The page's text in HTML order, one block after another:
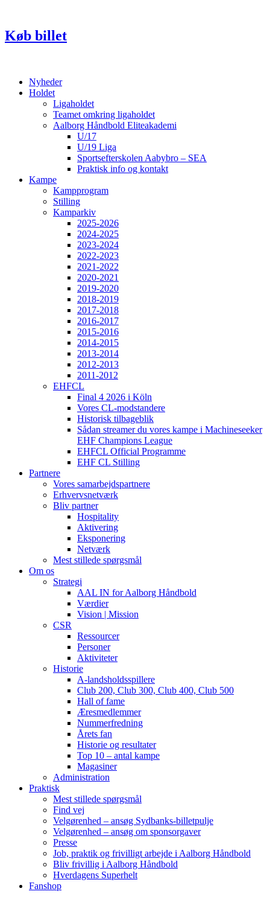
indhold
Køb billet
Nyheder
Holdet
Ligaholdet
Teamet omkring ligaholdet
Aalborg Håndbold Eliteakademi
U/17
U/19 Liga
Sportsefterskolen Aabybro – SEA
Praktisk info og kontakt
Kampe
Kampprogram
Stilling
Kamparkiv
2025-2026
2024-2025
2023-2024
2022-2023
2021-2022
2020-2021
2019-2020
2018-2019
2017-2018
2016-2017
2015-2016
2014-2015
2013-2014
2012-2013
2011-2012
EHFCL
Final 4 2026 i Köln
Vores CL-modstandere
Historisk tilbageblik
Sådan streamer du vores kampe i Machineseeker
EHF Champions League
EHFCL Official Programme
EHF CL Stilling
Partnere
Vores samarbejdspartnere
Erhvervsnetværk
Bliv partner
Hospitality
Aktivering
Eksponering
Netværk
Mest stillede spørgsmål
Om os
Strategi
AAL IN for Aalborg Håndbold
Værdier
Vision | Mission
CSR
Ressourcer
Personer
Aktiviteter
Historie
A-landsholdsspillere
Club 200, Club 300, Club 400, Club 500
Hall of fame
Æresmedlemmer
Nummerfredning
Årets fan
Historie og resultater
Top 10 – antal kampe
Magasiner
Administration
Praktisk
Mest stillede spørgsmål
Find vej
Velgørenhed – ansøg Sydbanks-billetpulje
Velgørenhed – ansøg om sponsorgaver
Presse
Job, praktik og frivilligt arbejde i Aalborg Håndbold
Bliv frivillig i Aalborg Håndbold
Hverdagens Superhelt
Fanshop